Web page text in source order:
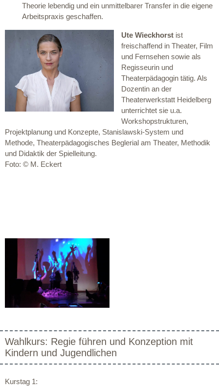
Theorie lebendig und ein unmittelbarer Transfer in die eigene
Arbeitspraxis geschaffen.
Ute Wieckhorst ist
freischaffend in Theater, Film
und Fernsehen sowie als
Regisseurin und
Theaterpädagogin tätig. Als
Dozentin an der
Theaterwerkstatt Heidelberg
unterrichtet sie u.a.
Workshopstrukturen,
Projektplanung und Konzepte, Stanislawski-System und
Methode, Theaterpädagogisches Beglerial am Theater, Methodik
und Didaktik der Spielleitung.
Foto: © M. Eckert
Wahlkurs: Regie führen und Konzeption mit
Kindern und Jugendlichen
Kurstag 1: